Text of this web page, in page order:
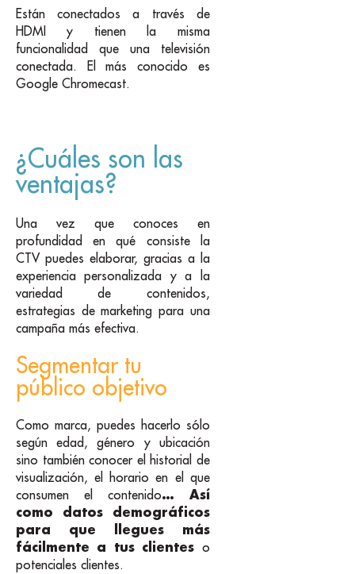
Están conectados a través de
HDMI y tienen la misma
funcionalidad que una televisión
conectada. El más conocido es
Google Chromecast.
¿Cuáles son las
ventajas?
Una vez que conoces en
profundidad en qué consiste la
CTV puedes elaborar, gracias a la
experiencia personalizada y a la
variedad de contenidos,
estrategias de marketing para una
campaña más efectiva.
Segmentar tu
público objetivo
Como marca, puedes hacerlo sólo
según edad, género y ubicación
sino también conocer el historial de
visualización, el horario en el que
consumen el contenido… Así
como datos demográficos
para que llegues más
fácilmente a tus clientes o
potenciales clientes.